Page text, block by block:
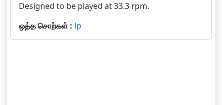
Designed to be played at 33.3 rpm.
ஒத்த சொற்கள் : lp